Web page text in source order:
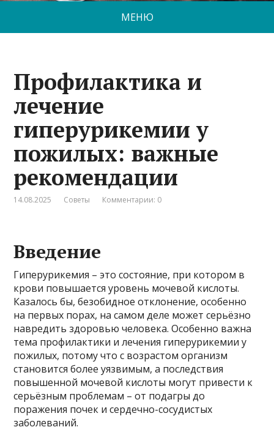
МЕНЮ
Профилактика и
лечение
гиперурикемии у
пожилых: важные
рекомендации
14.08.2025 Советы Комментарии: 0
Введение
Гиперурикемия – это состояние, при котором в
крови повышается уровень мочевой кислоты.
Казалось бы, безобидное отклонение, особенно
на первых порах, на самом деле может серьёзно
навредить здоровью человека. Особенно важна
тема профилактики и лечения гиперурикемии у
пожилых, потому что с возрастом организм
становится более уязвимым, а последствия
повышенной мочевой кислоты могут привести к
серьёзным проблемам – от подагры до
поражения почек и сердечно-сосудистых
заболеваний.